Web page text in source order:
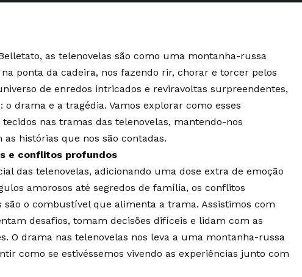
, as telenovelas são como uma montanha-russa
ponta da cadeira, nos fazendo rir, chorar e torcer pelos
de enredos intricados e reviravoltas surpreendentes,
o drama e a tragédia. Vamos explorar como esses
nas tramas das telenovelas, mantendo-nos
histórias que nos são contadas.
e conflitos profundos
das telenovelas, adicionando uma dose extra de emoção
amorosos até segredos de família, os conflitos
são o combustível que alimenta a trama. Assistimos com
desafios, tomam decisões difíceis e lidam com as
O drama nas telenovelas nos leva a uma montanha-russa
como se estivéssemos vivendo as experiências junto com